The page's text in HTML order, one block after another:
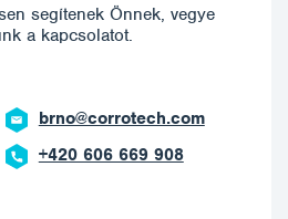
segítenek Önnek, vegye
a kapcsolatot.
brno@corrotech.com
+420 606 669 908